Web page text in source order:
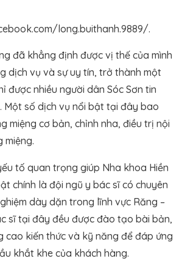
long.buithanh.9889/.
đã khẳng định được vị thế của mình
dịch vụ và sự uy tín, trở thành một
được nhiều người dân Sóc Sơn tin
Một số dịch vụ nổi bật tại đây bao
miệng cơ bản, chỉnh nha, điều trị nội
miệng.
tố quan trọng giúp Nha khoa Hiền
chính là đội ngũ y bác sĩ có chuyên
dày dặn trong lĩnh vực Răng –
sĩ tại đây đều được đào tạo bài bản,
cao kiến thức và kỹ năng để đáp ứng
khắt khe của khách hàng.